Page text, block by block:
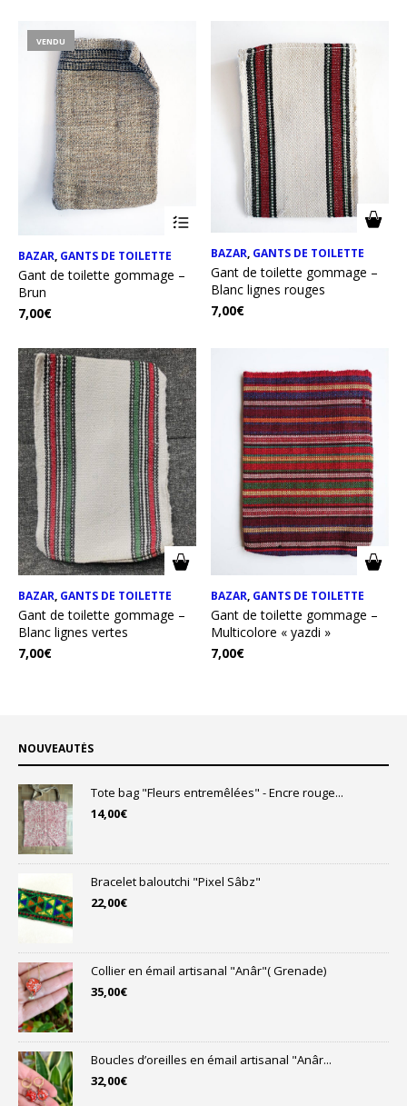
VENDU
BAZAR, GANTS DE TOILETTE
Gant de toilette gommage –
Brun
7,00€
BAZAR, GANTS DE TOILETTE
Gant de toilette gommage –
Blanc lignes rouges
7,00€
BAZAR, GANTS DE TOILETTE
Gant de toilette gommage –
Blanc lignes vertes
7,00€
BAZAR, GANTS DE TOILETTE
Gant de toilette gommage –
Multicolore « yazdi »
7,00€
NOUVEAUTÉS
Tote bag "Fleurs entremêlées" - Encre rouge...
14,00€
Bracelet baloutchi "Pixel Sâbz"
22,00€
Collier en émail artisanal "Anâr"( Grenade)
35,00€
Boucles d’oreilles en émail artisanal "Anâr...
32,00€